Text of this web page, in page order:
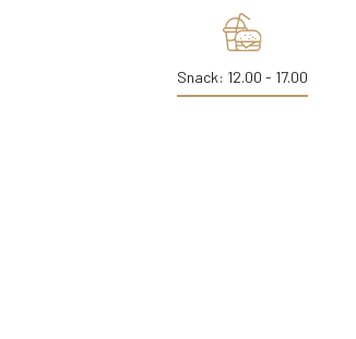
Snack: 12.00 - 17.00